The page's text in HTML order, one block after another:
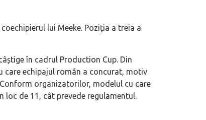
lui Meeke. Poziția a treia a
în cadrul Production Cup. Din
care echipajul român a concurat, motiv
organizatorilor, modelul cu care
loc de 11, cât prevede regulamentul.